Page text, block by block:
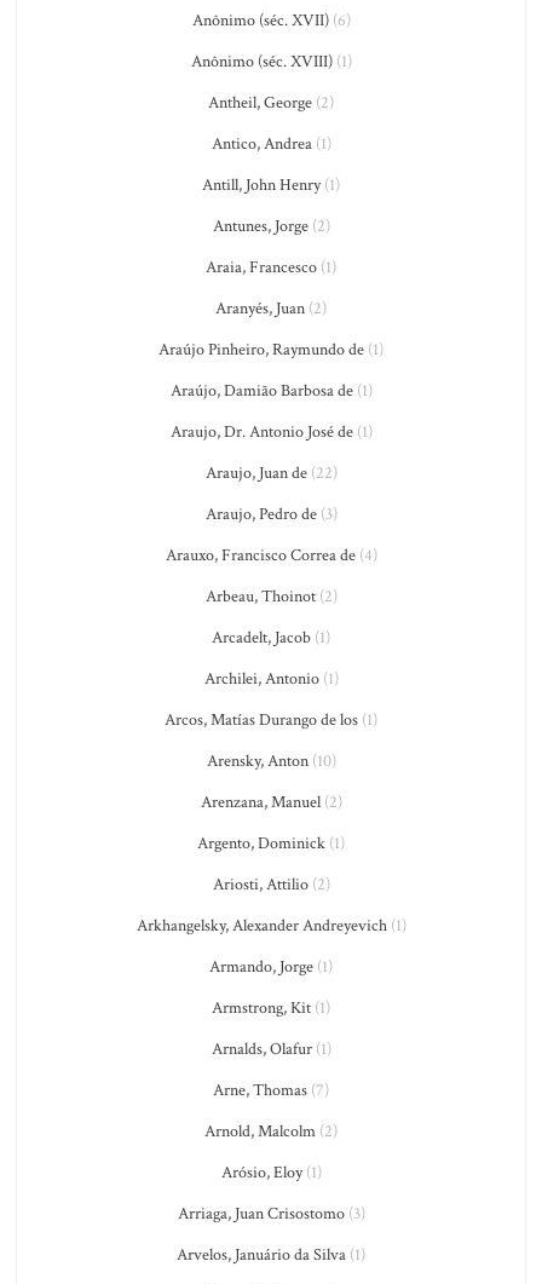
Anônimo (séc. XVII)(6)
Anônimo (séc. XVIII)(1)
Antheil, George (2)
Antico, Andrea(1)
Antill, John Henry(1)
Antunes, Jorge(2)
Araia, Francesco (1)
Aranyés, Juan (2)
Araújo Pinheiro, Raymundo de (1)
Araújo, Damião Barbosa de(1)
Araujo, Dr. Antonio José de(1)
Araujo, Juan de(22)
Araujo, Pedro de(3)
Arauxo, Francisco Correa de(4)
Arbeau, Thoinot(2)
Arcadelt, Jacob (1)
Archilei, Antonio(1)
Arcos, Matías Durango de los (1)
Arensky, Anton(10)
Arenzana, Manuel(2)
Argento, Dominick (1)
Ariosti, Attilio(2)
Arkhangelsky, Alexander Andreyevich(1)
Armando, Jorge (1)
Armstrong, Kit (1)
Arnalds, Olafur(1)
Arne, Thomas (7)
Arnold, Malcolm (2)
Arósio, Eloy(1)
Arriaga, Juan Crisostomo(3)
Arvelos, Januário da Silva (1)